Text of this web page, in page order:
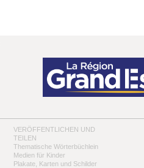
VERÖFFENTLICHEN UND
TEILEN
Thematische Wörterbüchlein
Medien für Kinder
Plakate, Karten und Schilder